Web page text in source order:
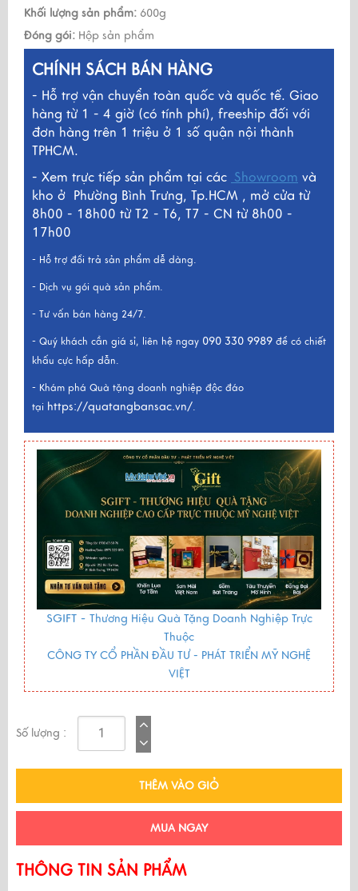
Khối lượng sản phẩm: 600g
Đóng gói: Hộp sản phẩm
CHÍNH SÁCH BÁN HÀNG
- Hỗ trợ vận chuyển toàn quốc và quốc tế. Giao
hàng từ 1 - 4 giờ (có tính phí), freeship đối với
đơn hàng trên 1 triệu ở 1 số quận nội thành
TPHCM.
- Xem trực tiếp sản phẩm tại các Showroom và
kho ở Phường Bình Trưng, Tp.HCM , mở cửa từ
8h00 - 18h00 từ T2 - T6, T7 - CN từ 8h00 -
17h00
- Hỗ trợ đổi trả sản phẩm dễ dàng.
- Dịch vụ gói quà sản phẩm.
- Tư vấn bán hàng 24/7.
- Quý khách cần giá sỉ, liên hệ ngay 090 330 9989 để có chiết
khấu cực hấp dẫn.
- Khám phá Quà tặng doanh nghiệp độc đáo
tại https://quatangbansac.vn/.
SGIFT - Thương Hiệu Quà Tặng Doanh Nghiệp Trực
Thuộc
CÔNG TY CỔ PHẦN ĐẦU TƯ - PHÁT TRIỂN MỸ NGHỆ
VIỆT
Số lượng :
THÊM VÀO GIỎ
MUA NGAY
THÔNG TIN SẢN PHẨM